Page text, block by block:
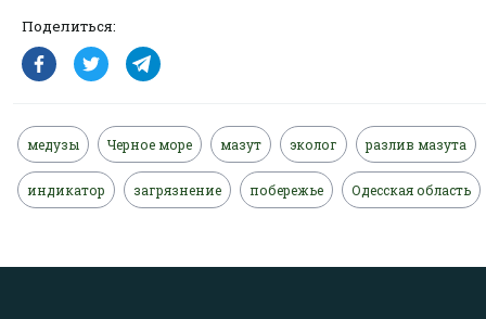
Поделиться:
медузы Черное море мазут эколог разлив мазута
индикатор загрязнение побережье Одесская область